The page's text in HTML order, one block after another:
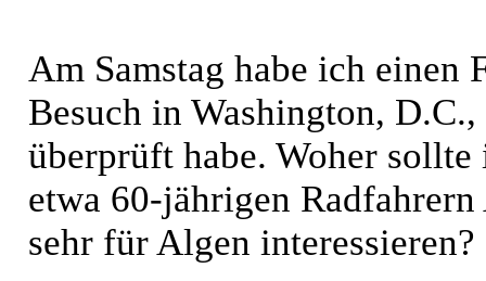
Am Samstag habe ich einen
Besuch in Washington,
überprüft habe. Woher
etwa 60-jährigen
sehr für Algen interessieren?